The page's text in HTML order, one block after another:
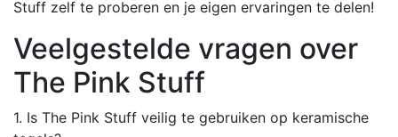
Stuff zelf te proberen en je eigen ervaringen te delen!
Veelgestelde vragen over
The Pink Stuff
1. Is The Pink Stuff veilig te gebruiken op keramische